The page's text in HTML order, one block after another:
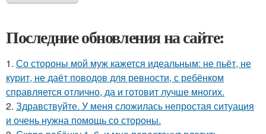
Последние обновления на сайте:
1. Со стороны мой муж кажется идеальным: не пьёт, не
курит, не даёт поводов для ревности, с ребёнком
справляется отлично, да и готовит лучше многих.
2. Здравствуйте. У меня сложилась непростая ситуация
и очень нужна помощь со стороны.